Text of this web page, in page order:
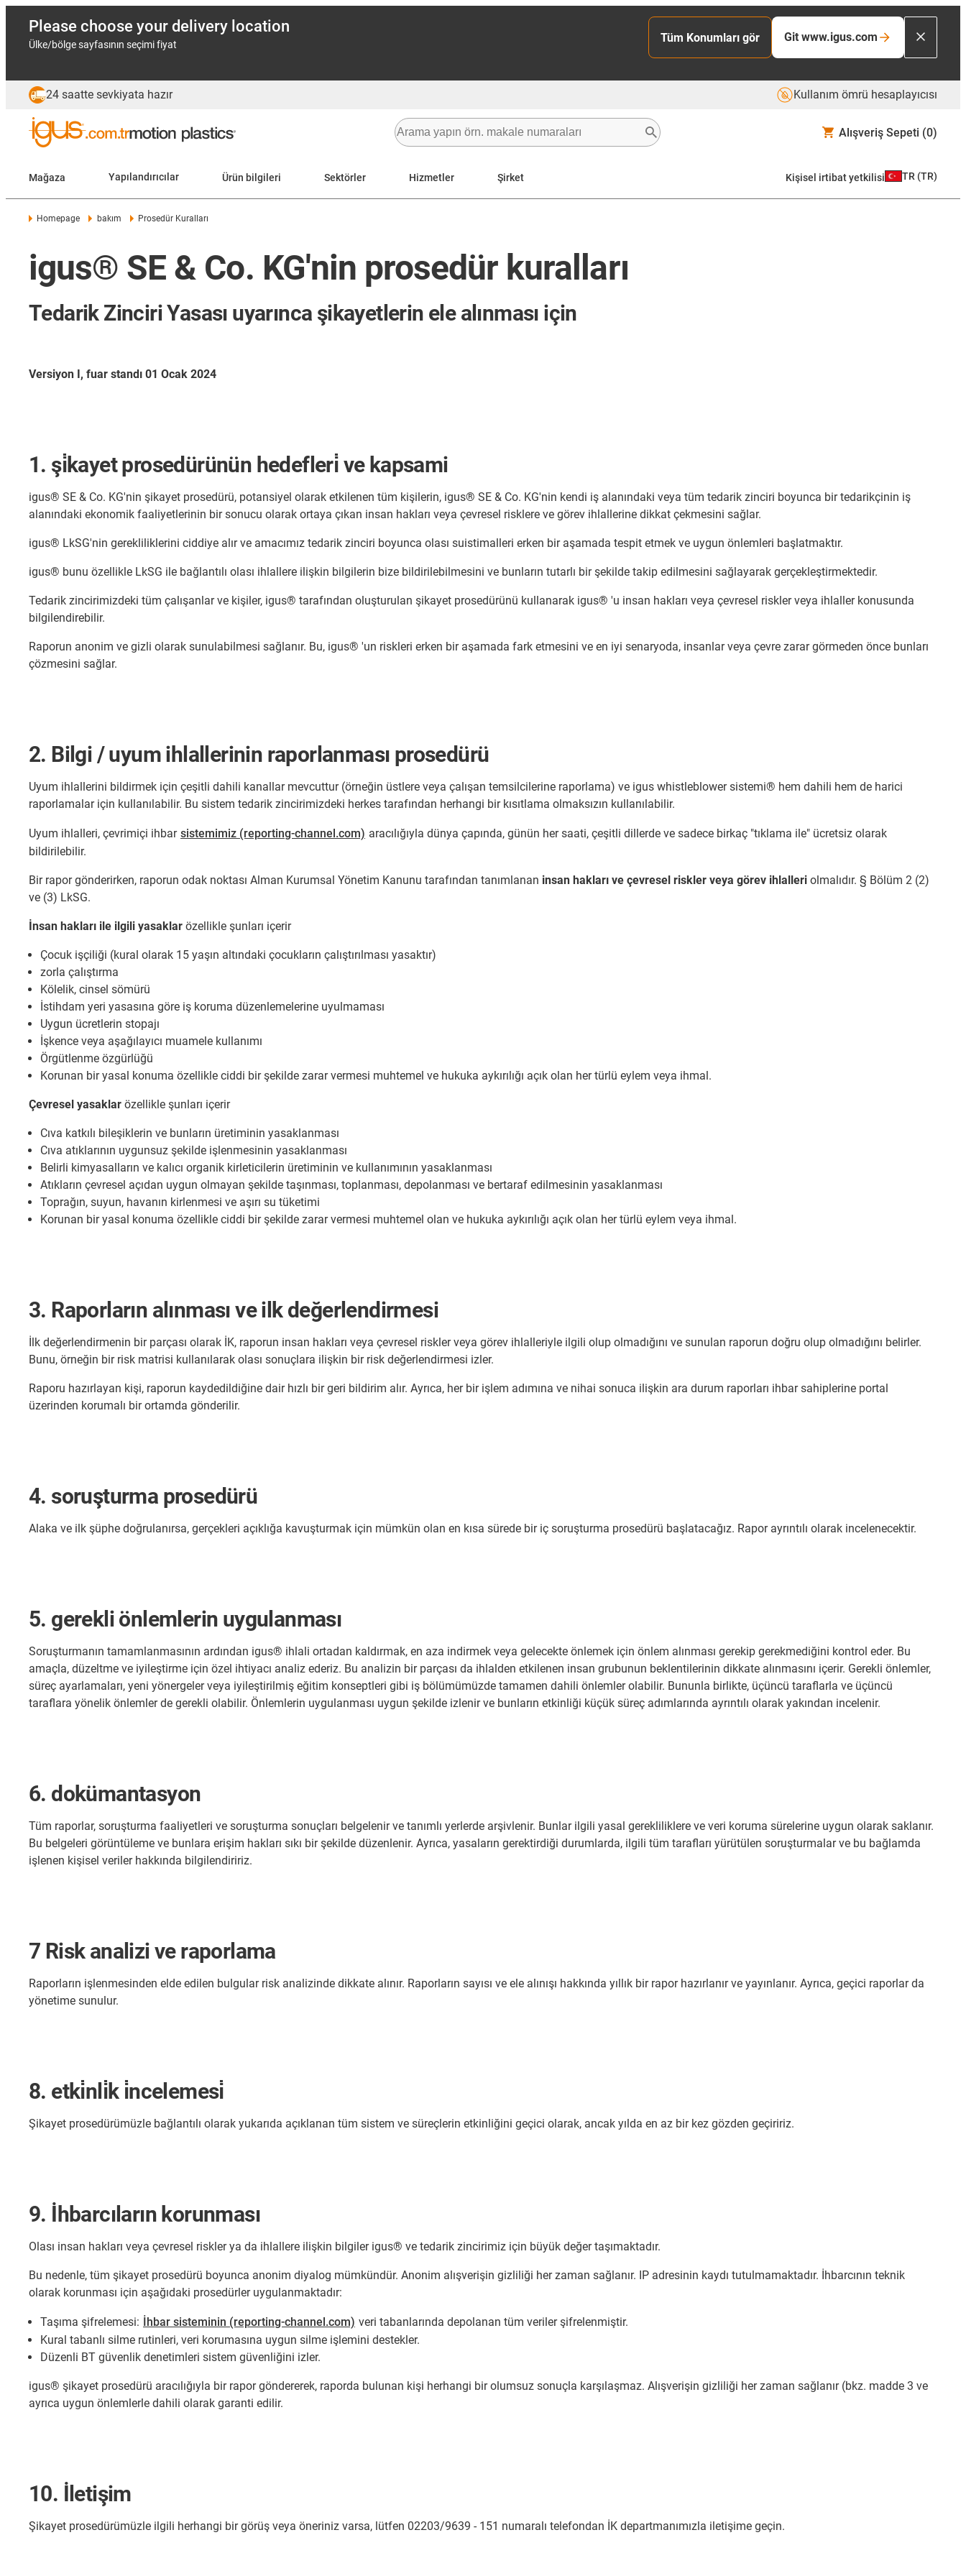
Please choose your delivery location
Ülke/bölge sayfasının seçimi fiyat
Tüm Konumları gör Git www.igus.com
24 saatte sevkiyata hazır Kullanım ömrü hesaplayıcısı
Alışveriş Sepeti (0)
Mağaza Yapılandırıcılar Ürün bilgileri Sektörler Hizmetler Şirket Kişisel irtibat yetkilisi TR (TR)
Homepage bakım Prosedür Kuralları
igus® SE & Co. KG'nin prosedür kuralları
Tedarik Zinciri Yasası uyarınca şikayetlerin ele alınması için
Versiyon I, fuar standı 01 Ocak 2024
1. şi̇kayet prosedürünün hedefleri̇ ve kapsami
igus® SE & Co. KG'nin şikayet prosedürü, potansiyel olarak etkilenen tüm kişilerin, igus® SE & Co. KG'nin kendi iş alanındaki veya tüm tedarik zinciri boyunca bir tedarikçinin iş
alanındaki ekonomik faaliyetlerinin bir sonucu olarak ortaya çıkan insan hakları veya çevresel risklere ve görev ihlallerine dikkat çekmesini sağlar.
igus® LkSG'nin gerekliliklerini ciddiye alır ve amacımız tedarik zinciri boyunca olası suistimalleri erken bir aşamada tespit etmek ve uygun önlemleri başlatmaktır.
igus® bunu özellikle LkSG ile bağlantılı olası ihlallere ilişkin bilgilerin bize bildirilebilmesini ve bunların tutarlı bir şekilde takip edilmesini sağlayarak gerçekleştirmektedir.
Tedarik zincirimizdeki tüm çalışanlar ve kişiler, igus® tarafından oluşturulan şikayet prosedürünü kullanarak igus® 'u insan hakları veya çevresel riskler veya ihlaller konusunda
bilgilendirebilir.
Raporun anonim ve gizli olarak sunulabilmesi sağlanır. Bu, igus® 'un riskleri erken bir aşamada fark etmesini ve en iyi senaryoda, insanlar veya çevre zarar görmeden önce bunları
çözmesini sağlar.
2. Bilgi / uyum ihlallerinin raporlanması prosedürü
Uyum ihlallerini bildirmek için çeşitli dahili kanallar mevcuttur (örneğin üstlere veya çalışan temsilcilerine raporlama) ve igus whistleblower sistemi® hem dahili hem de harici
raporlamalar için kullanılabilir. Bu sistem tedarik zincirimizdeki herkes tarafından herhangi bir kısıtlama olmaksızın kullanılabilir.
Uyum ihlalleri, çevrimiçi ihbar sistemimiz (reporting-channel.com) aracılığıyla dünya çapında, günün her saati, çeşitli dillerde ve sadece birkaç "tıklama ile" ücretsiz olarak
bildirilebilir.
Bir rapor gönderirken, raporun odak noktası Alman Kurumsal Yönetim Kanunu tarafından tanımlanan insan hakları ve çevresel riskler veya görev ihlalleri olmalıdır. § Bölüm 2 (2)
ve (3) LkSG.
İnsan hakları ile ilgili yasaklar özellikle şunları içerir
Çocuk işçiliği (kural olarak 15 yaşın altındaki çocukların çalıştırılması yasaktır)
zorla çalıştırma
Kölelik, cinsel sömürü
İstihdam yeri yasasına göre iş koruma düzenlemelerine uyulmaması
Uygun ücretlerin stopajı
İşkence veya aşağılayıcı muamele kullanımı
Örgütlenme özgürlüğü
Korunan bir yasal konuma özellikle ciddi bir şekilde zarar vermesi muhtemel ve hukuka aykırılığı açık olan her türlü eylem veya ihmal.
Çevresel yasaklar özellikle şunları içerir
Cıva katkılı bileşiklerin ve bunların üretiminin yasaklanması
Cıva atıklarının uygunsuz şekilde işlenmesinin yasaklanması
Belirli kimyasalların ve kalıcı organik kirleticilerin üretiminin ve kullanımının yasaklanması
Atıkların çevresel açıdan uygun olmayan şekilde taşınması, toplanması, depolanması ve bertaraf edilmesinin yasaklanması
Toprağın, suyun, havanın kirlenmesi ve aşırı su tüketimi
Korunan bir yasal konuma özellikle ciddi bir şekilde zarar vermesi muhtemel olan ve hukuka aykırılığı açık olan her türlü eylem veya ihmal.
3. Raporların alınması ve ilk değerlendirmesi
İlk değerlendirmenin bir parçası olarak İK, raporun insan hakları veya çevresel riskler veya görev ihlalleriyle ilgili olup olmadığını ve sunulan raporun doğru olup olmadığını belirler.
Bunu, örneğin bir risk matrisi kullanılarak olası sonuçlara ilişkin bir risk değerlendirmesi izler.
Raporu hazırlayan kişi, raporun kaydedildiğine dair hızlı bir geri bildirim alır. Ayrıca, her bir işlem adımına ve nihai sonuca ilişkin ara durum raporları ihbar sahiplerine portal
üzerinden korumalı bir ortamda gönderilir.
4. soruşturma prosedürü
Alaka ve ilk şüphe doğrulanırsa, gerçekleri açıklığa kavuşturmak için mümkün olan en kısa sürede bir iç soruşturma prosedürü başlatacağız. Rapor ayrıntılı olarak incelenecektir.
5. gerekli önlemlerin uygulanması
Soruşturmanın tamamlanmasının ardından igus® ihlali ortadan kaldırmak, en aza indirmek veya gelecekte önlemek için önlem alınması gerekip gerekmediğini kontrol eder. Bu
amaçla, düzeltme ve iyileştirme için özel ihtiyacı analiz ederiz. Bu analizin bir parçası da ihlalden etkilenen insan grubunun beklentilerinin dikkate alınmasını içerir. Gerekli önlemler,
süreç ayarlamaları, yeni yönergeler veya iyileştirilmiş eğitim konseptleri gibi iş bölümümüzde tamamen dahili önlemler olabilir. Bununla birlikte, üçüncü taraflarla ve üçüncü
taraflara yönelik önlemler de gerekli olabilir. Önlemlerin uygulanması uygun şekilde izlenir ve bunların etkinliği küçük süreç adımlarında ayrıntılı olarak yakından incelenir.
6. dokümantasyon
Tüm raporlar, soruşturma faaliyetleri ve soruşturma sonuçları belgelenir ve tanımlı yerlerde arşivlenir. Bunlar ilgili yasal gerekliliklere ve veri koruma sürelerine uygun olarak saklanır.
Bu belgeleri görüntüleme ve bunlara erişim hakları sıkı bir şekilde düzenlenir. Ayrıca, yasaların gerektirdiği durumlarda, ilgili tüm tarafları yürütülen soruşturmalar ve bu bağlamda
işlenen kişisel veriler hakkında bilgilendiririz.
7 Risk analizi ve raporlama
Raporların işlenmesinden elde edilen bulgular risk analizinde dikkate alınır. Raporların sayısı ve ele alınışı hakkında yıllık bir rapor hazırlanır ve yayınlanır. Ayrıca, geçici raporlar da
yönetime sunulur.
8. etki̇nli̇k i̇ncelemesi̇
Şikayet prosedürümüzle bağlantılı olarak yukarıda açıklanan tüm sistem ve süreçlerin etkinliğini geçici olarak, ancak yılda en az bir kez gözden geçiririz.
9. İhbarcıların korunması
Olası insan hakları veya çevresel riskler ya da ihlallere ilişkin bilgiler igus® ve tedarik zincirimiz için büyük değer taşımaktadır.
Bu nedenle, tüm şikayet prosedürü boyunca anonim diyalog mümkündür. Anonim alışverişin gizliliği her zaman sağlanır. IP adresinin kaydı tutulmamaktadır. İhbarcının teknik
olarak korunması için aşağıdaki prosedürler uygulanmaktadır:
Taşıma şifrelemesi: İhbar sisteminin (reporting-channel.com) veri tabanlarında depolanan tüm veriler şifrelenmiştir.
Kural tabanlı silme rutinleri, veri korumasına uygun silme işlemini destekler.
Düzenli BT güvenlik denetimleri sistem güvenliğini izler.
igus® şikayet prosedürü aracılığıyla bir rapor göndererek, raporda bulunan kişi herhangi bir olumsuz sonuçla karşılaşmaz. Alışverişin gizliliği her zaman sağlanır (bkz. madde 3 ve
ayrıca uygun önlemlerle dahili olarak garanti edilir.
10. İletişim
Şikayet prosedürümüzle ilgili herhangi bir görüş veya öneriniz varsa, lütfen 02203/9639 - 151 numaralı telefondan İK departmanımızla iletişime geçin.